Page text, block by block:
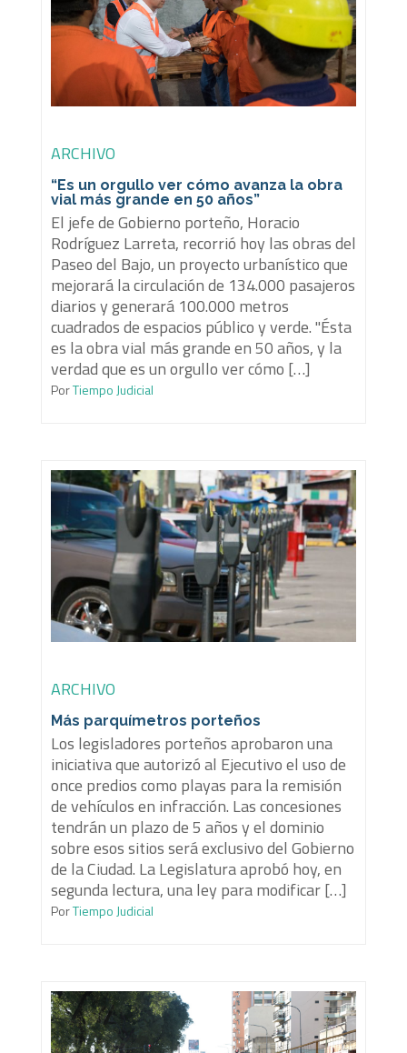
ARCHIVO
“Es un orgullo ver cómo avanza la obra
vial más grande en 50 años”
El jefe de Gobierno porteño, Horacio
Rodríguez Larreta, recorrió hoy las obras del
Paseo del Bajo, un proyecto urbanístico que
mejorará la circulación de 134.000 pasajeros
diarios y generará 100.000 metros
cuadrados de espacios público y verde. "Ésta
es la obra vial más grande en 50 años, y la
verdad que es un orgullo ver cómo […]
PorTiempo Judicial
ARCHIVO
Más parquímetros porteños
Los legisladores porteños aprobaron una
iniciativa que autorizó al Ejecutivo el uso de
once predios como playas para la remisión
de vehículos en infracción. Las concesiones
tendrán un plazo de 5 años y el dominio
sobre esos sitios será exclusivo del Gobierno
de la Ciudad. La Legislatura aprobó hoy, en
segunda lectura, una ley para modificar […]
PorTiempo Judicial